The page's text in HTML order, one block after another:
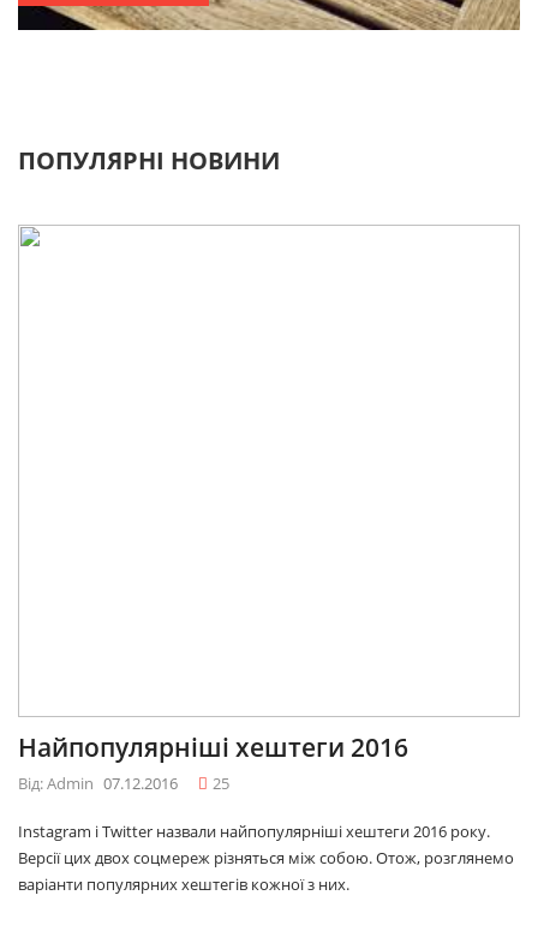
ПОПУЛЯРНІ НОВИНИ
Найпопулярніші хештеги 2016
Від: Admin 07.12.2016 25
Instagram і Twitter назвали найпопулярніші хештеги 2016 року.
Версії цих двох соцмереж різняться між собою. Отож, розглянемо
варіанти популярних хештегів кожної з них.